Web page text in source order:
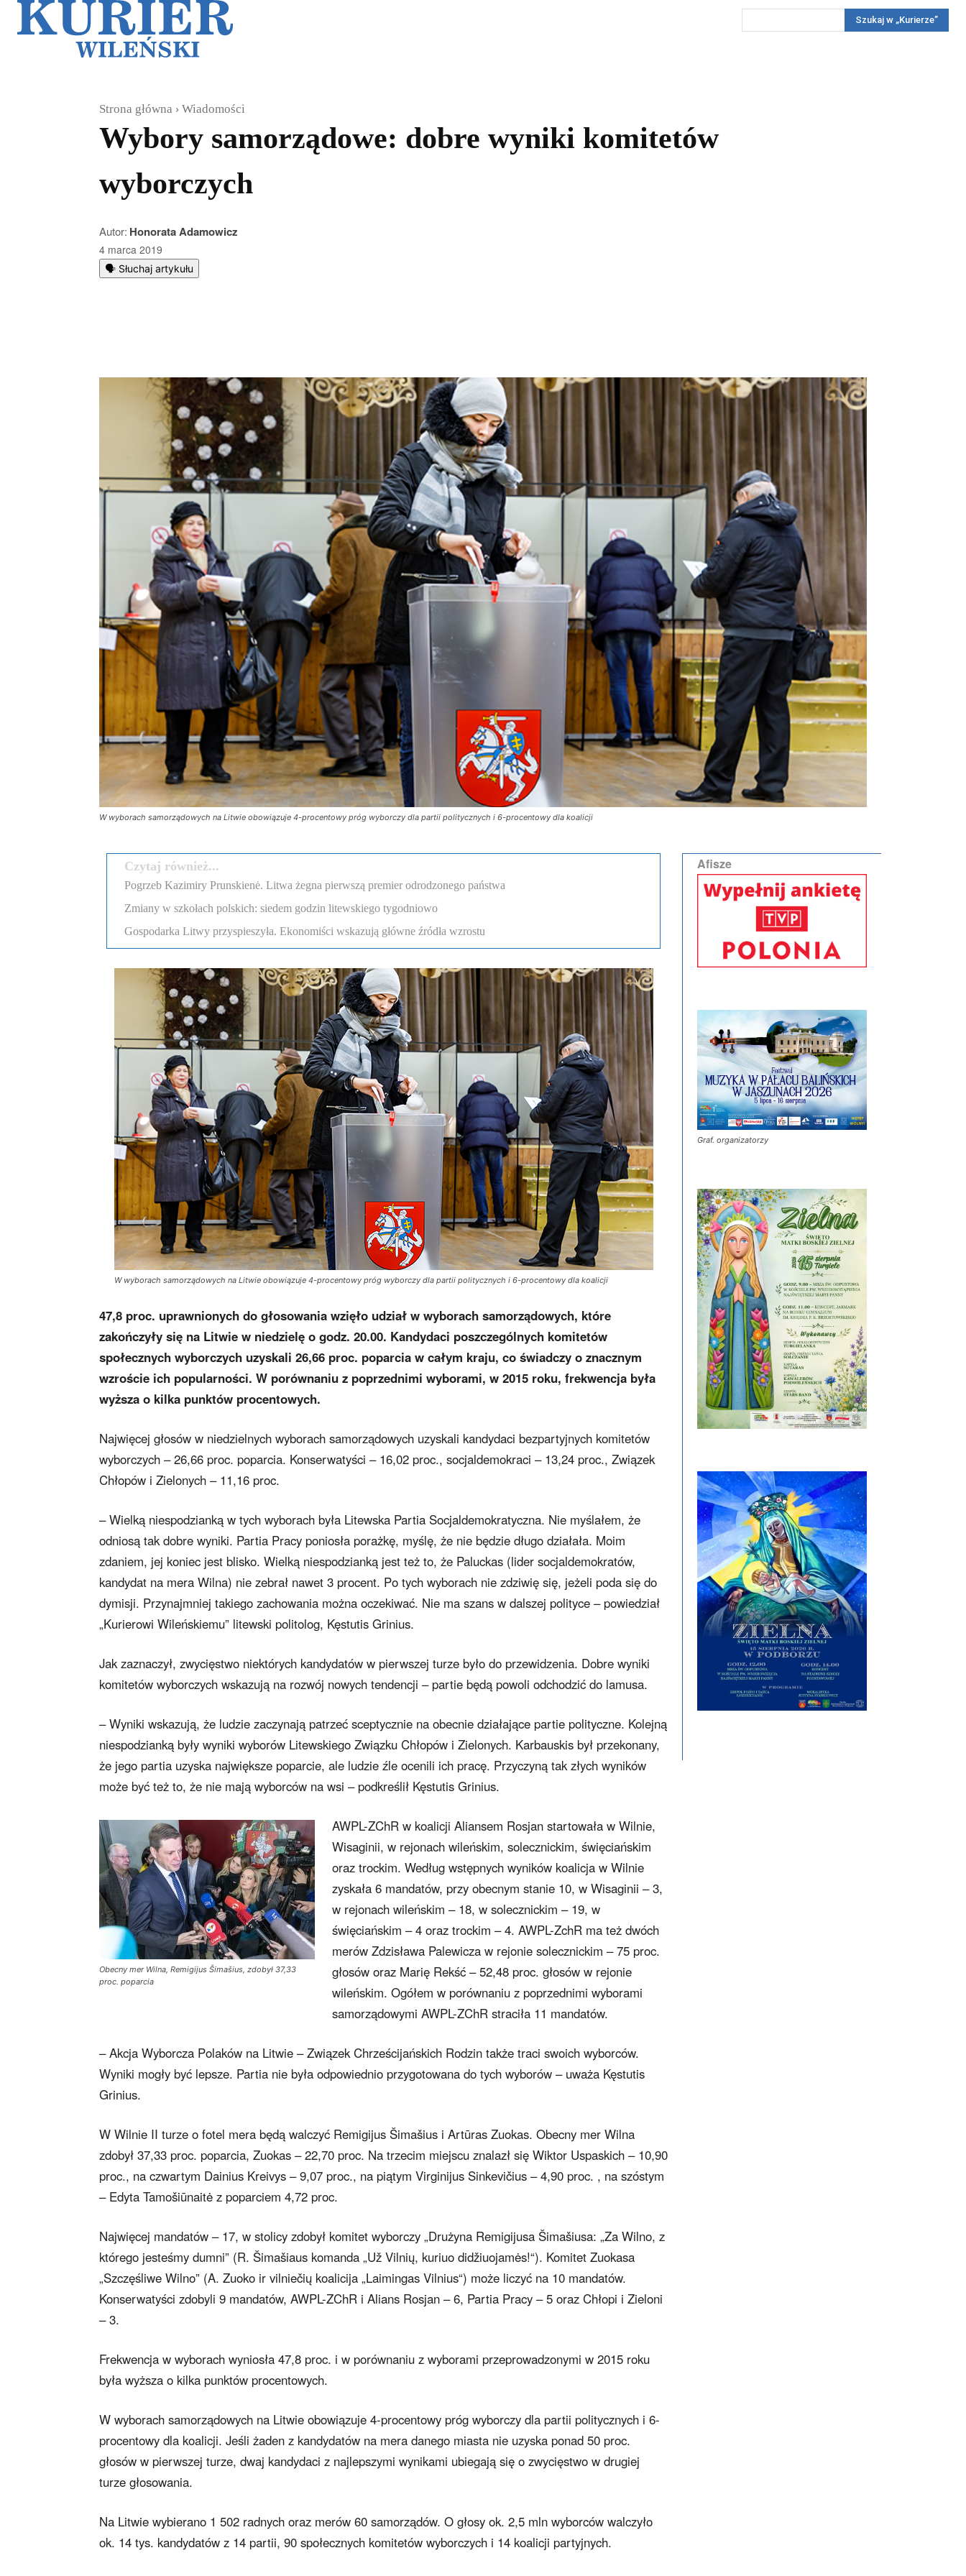
Reportaż KonkursyWięcej
Szukaj w „Kurierze”
Strona główna Wiadomości
Wybory samorządowe: dobre wyniki komitetów
wyborczych
Autor: Honorata Adamowicz
4 marca 2019
🗣️ Słuchaj artykułu
W wyborach samorządowych na Litwie obowiązuje 4-procentowy próg wyborczy dla partii politycznych i 6-procentowy dla koalicji
Czytaj również...
Pogrzeb Kazimiry Prunskienė. Litwa żegna pierwszą premier odrodzonego państwa
Zmiany w szkołach polskich: siedem godzin litewskiego tygodniowo
Gospodarka Litwy przyspieszyła. Ekonomiści wskazują główne źródła wzrostu
W wyborach samorządowych na Litwie obowiązuje 4-procentowy próg wyborczy dla partii politycznych i 6-procentowy dla koalicji
47,8 proc. uprawnionych do głosowania wzięło udział w wyborach samorządowych, które
zakończyły się na Litwie w niedzielę o godz. 20.00. Kandydaci poszczególnych komitetów
społecznych wyborczych uzyskali 26,66 proc. poparcia w całym kraju, co świadczy o znacznym
wzroście ich popularności. W porównaniu z poprzednimi wyborami, w 2015 roku, frekwencja była
wyższa o kilka punktów procentowych.
Najwięcej głosów w niedzielnych wyborach samorządowych uzyskali kandydaci bezpartyjnych komitetów
wyborczych – 26,66 proc. poparcia. Konserwatyści – 16,02 proc., socjaldemokraci – 13,24 proc., Związek
Chłopów i Zielonych – 11,16 proc.
– Wielką niespodzianką w tych wyborach była Litewska Partia Socjaldemokratyczna. Nie myślałem, że
odniosą tak dobre wyniki. Partia Pracy poniosła porażkę, myślę, że nie będzie długo działała. Moim
zdaniem, jej koniec jest blisko. Wielką niespodzianką jest też to, że Paluckas (lider socjaldemokratów,
kandydat na mera Wilna) nie zebrał nawet 3 procent. Po tych wyborach nie zdziwię się, jeżeli poda się do
dymisji. Przynajmniej takiego zachowania można oczekiwać. Nie ma szans w dalszej polityce – powiedział
„Kurierowi Wileńskiemu” litewski politolog, Kęstutis Grinius.
Jak zaznaczył, zwycięstwo niektórych kandydatów w pierwszej turze było do przewidzenia. Dobre wyniki
komitetów wyborczych wskazują na rozwój nowych tendencji – partie będą powoli odchodzić do lamusa.
– Wyniki wskazują, że ludzie zaczynają patrzeć sceptycznie na obecnie działające partie polityczne. Kolejną
niespodzianką były wyniki wyborów Litewskiego Związku Chłopów i Zielonych. Karbauskis był przekonany,
że jego partia uzyska największe poparcie, ale ludzie źle ocenili ich pracę. Przyczyną tak złych wyników
może być też to, że nie mają wyborców na wsi – podkreślił Kęstutis Grinius.
Obecny mer Wilna, Remigijus Šimašius, zdobył 37,33
proc. poparcia
AWPL-ZChR w koalicji Aliansem Rosjan startowała w Wilnie,
Wisaginii, w rejonach wileńskim, solecznickim, święciańskim
oraz trockim. Według wstępnych wyników koalicja w Wilnie
zyskała 6 mandatów, przy obecnym stanie 10, w Wisaginii – 3,
w rejonach wileńskim – 18, w solecznickim – 19, w
święciańskim – 4 oraz trockim – 4. AWPL-ZchR ma też dwóch
merów Zdzisława Palewicza w rejonie solecznickim – 75 proc.
głosów oraz Marię Rekść – 52,48 proc. głosów w rejonie
wileńskim. Ogółem w porównaniu z poprzednimi wyborami
samorządowymi AWPL-ZChR straciła 11 mandatów.
– Akcja Wyborcza Polaków na Litwie – Związek Chrześcijańskich Rodzin także traci swoich wyborców.
Wyniki mogły być lepsze. Partia nie była odpowiednio przygotowana do tych wyborów – uważa Kęstutis
Grinius.
W Wilnie II turze o fotel mera będą walczyć Remigijus Šimašius i Artūras Zuokas. Obecny mer Wilna
zdobył 37,33 proc. poparcia, Zuokas – 22,70 proc. Na trzecim miejscu znalazł się Wiktor Uspaskich – 10,90
proc., na czwartym Dainius Kreivys – 9,07 proc., na piątym Virginijus Sinkevičius – 4,90 proc. , na szóstym
– Edyta Tamošiūnaitė z poparciem 4,72 proc.
Najwięcej mandatów – 17, w stolicy zdobył komitet wyborczy „Drużyna Remigijusa Šimašiusa: „Za Wilno, z
którego jesteśmy dumni” (R. Šimašiaus komanda „Už Vilnių, kuriuo didžiuojamės!“). Komitet Zuokasa
„Szczęśliwe Wilno” (A. Zuoko ir vilniečių koalicija „Laimingas Vilnius“) może liczyć na 10 mandatów.
Konserwatyści zdobyli 9 mandatów, AWPL-ZChR i Alians Rosjan – 6, Partia Pracy – 5 oraz Chłopi i Zieloni
– 3.
Frekwencja w wyborach wyniosła 47,8 proc. i w porównaniu z wyborami przeprowadzonymi w 2015 roku
była wyższa o kilka punktów procentowych.
W wyborach samorządowych na Litwie obowiązuje 4-procentowy próg wyborczy dla partii politycznych i 6-
procentowy dla koalicji. Jeśli żaden z kandydatów na mera danego miasta nie uzyska ponad 50 proc.
głosów w pierwszej turze, dwaj kandydaci z najlepszymi wynikami ubiegają się o zwycięstwo w drugiej
turze głosowania.
Na Litwie wybierano 1 502 radnych oraz merów 60 samorządów. O głosy ok. 2,5 mln wyborców walczyło
ok. 14 tys. kandydatów z 14 partii, 90 społecznych komitetów wyborczych i 14 koalicji partyjnych.
Afisze
Graf. organizatorzy